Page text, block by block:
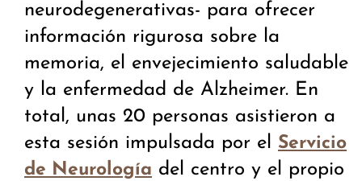
neurodegenerativas- para ofrecer
información rigurosa sobre la
memoria, el envejecimiento saludable
y la enfermedad de Alzheimer. En
total, unas 20 personas asistieron a
esta sesión impulsada por el Servicio
de Neurología del centro y el propio